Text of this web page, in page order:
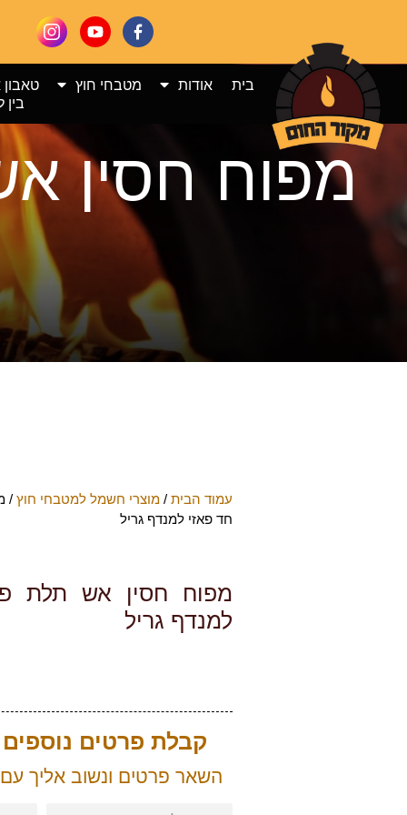
בית אודות מטבחי חוץ
בין
מפוח חסין
עמוד הבית / מוצרי חשמל למטבחי חוץ /
חד פאזי למנדף גריל
מפוח חסין אש תלת
למנדף גריל
קבלת פרטים
השאר פרטים ונשוב אליך